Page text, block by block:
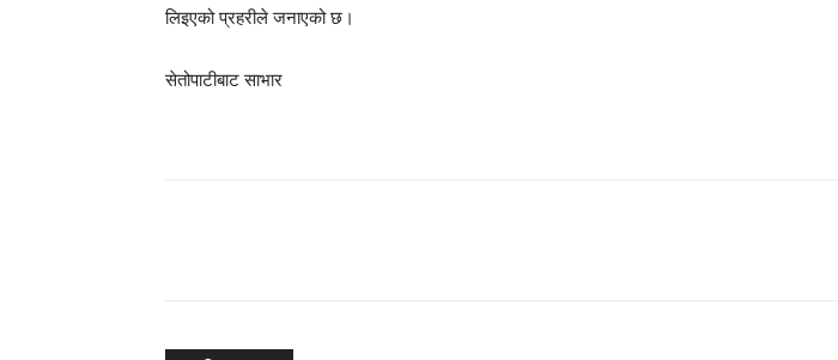
लिइएको प्रहरीले जनाएको छ।
सेतोपाटीबाट साभार